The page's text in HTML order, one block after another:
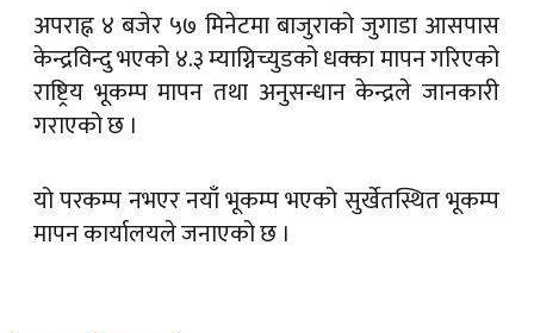
अपराह्न ४ बजेर ५७ मिनेटमा बाजुराको जुगाडा आसपास
केन्द्रविन्दु भएको ४.३ म्याग्निच्युडको धक्का मापन गरिएको
राष्ट्रिय भूकम्प मापन तथा अनुसन्धान केन्द्रले जानकारी
गराएको छ ।
यो परकम्प नभएर नयाँ भूकम्प भएको सुर्खेतस्थित भूकम्प
मापन कार्यालयले जनाएको छ ।